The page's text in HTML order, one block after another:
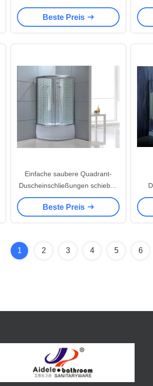
1200mm×800mm×1960mm
Beste Preis
Einfache saubere Quadrant-
Duscheinschließungen schieben
1-1.2mm
Beste Preis
1 2 3 4 5 6